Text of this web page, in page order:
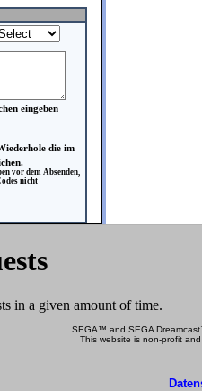
eingeben
die im
vor dem Absenden,
nicht
SEGA™ and SEGA
This website is non-profit